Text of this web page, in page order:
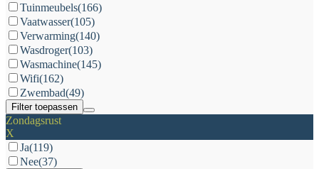
Tuinmeubels(166)
Vaatwasser(105)
Verwarming(140)
Wasdroger(103)
Wasmachine(145)
Wifi(162)
Zwembad(49)
Filter toepassen
Zondagsrust
X
Ja(119)
Nee(37)